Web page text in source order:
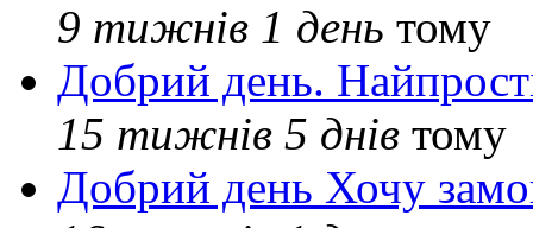
9 тижнів 1 день тому
Добрий день.
15 тижнів 5 днів тому
Добрий день Хочу